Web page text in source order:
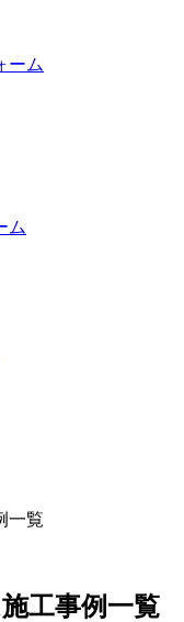
一覧
工事例一覧